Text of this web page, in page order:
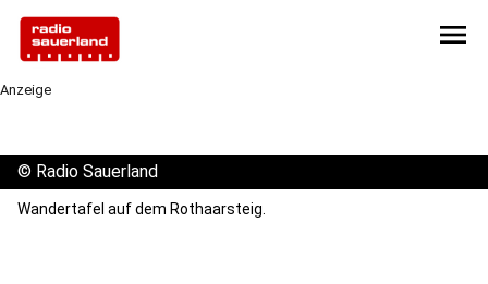
menu
Anzeige
© Radio Sauerland
Wandertafel auf dem Rothaarsteig.